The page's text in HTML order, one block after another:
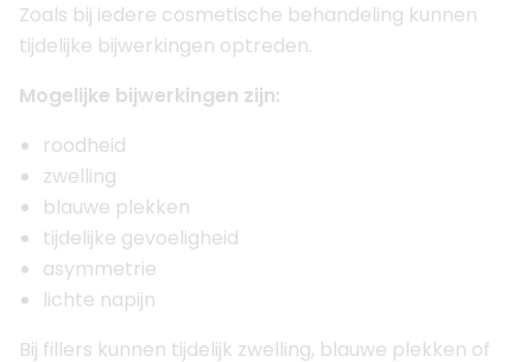
Zoals bij iedere cosmetische behandeling kunnen
tijdelijke bijwerkingen optreden.
Mogelijke bijwerkingen zijn:
roodheid
zwelling
blauwe plekken
tijdelijke gevoeligheid
asymmetrie
lichte napijn
Bij fillers kunnen tijdelijk zwelling, blauwe plekken of